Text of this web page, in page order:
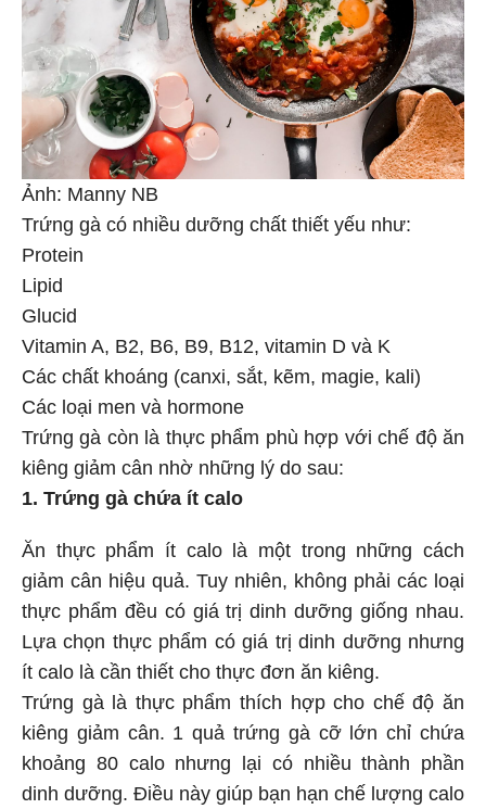
Ảnh: Manny NB
Trứng gà có nhiều dưỡng chất thiết yếu như:
Protein
Lipid
Glucid
Vitamin A, B2, B6, B9, B12, vitamin D và K
Các chất khoáng (canxi, sắt, kẽm, magie, kali)
Các loại men và hormone
Trứng gà còn là thực phẩm phù hợp với chế độ ăn
kiêng giảm cân nhờ những lý do sau:
1. Trứng gà chứa ít calo
Ăn thực phẩm ít calo là một trong những cách
giảm cân hiệu quả. Tuy nhiên, không phải các loại
thực phẩm đều có giá trị dinh dưỡng giống nhau.
Lựa chọn thực phẩm có giá trị dinh dưỡng nhưng
ít calo là cần thiết cho thực đơn ăn kiêng.
Trứng gà là thực phẩm thích hợp cho chế độ ăn
kiêng giảm cân. 1 quả trứng gà cỡ lớn chỉ chứa
khoảng 80 calo nhưng lại có nhiều thành phần
dinh dưỡng. Điều này giúp bạn hạn chế lượng calo